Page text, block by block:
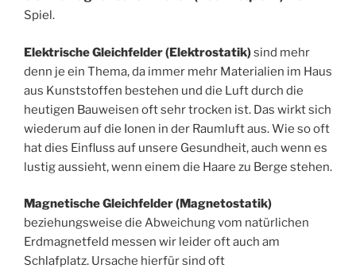
Spiel.
Elektrische Gleichfelder (Elektrostatik)sind mehr
denn je ein Thema, da immer mehr Materialien im Haus
aus Kunststoffen bestehen und die Luft durch die
heutigen Bauweisen oft sehr trocken ist. Das wirkt sich
wiederum auf die Ionen in der Raumluft aus. Wie so oft
hat dies Einfluss auf unsere Gesundheit, auch wenn es
lustig aussieht, wenn einem die Haare zu Berge stehen.
Magnetische Gleichfelder (Magnetostatik)
beziehungsweise die Abweichung vom natürlichen
Erdmagnetfeld messen wir leider oft auch am
Schlafplatz. Ursache hierfür sind oft